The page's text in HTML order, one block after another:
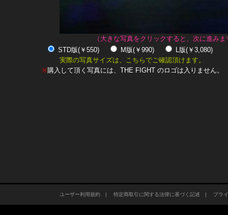
（大きな写真をクリックすると、次に進みま
STD版(￥550)
M版(￥990)
L版(￥3,080)
実際の写真サイズは、こちらでご確認頂けます。
※購入して頂く写真には、THE FIGHT のロゴは入りません。
ユーザー利用規約| 特定商取引に関する法律に基づく記述 | プラ